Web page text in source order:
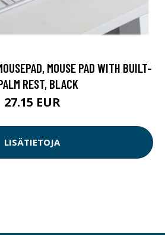
MOUSE PAD WITH BUILT-
REST, BLACK
27.15 EUR
LISÄTIETOJA